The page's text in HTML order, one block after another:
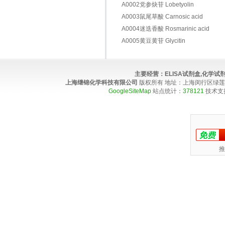
A0002党参炔苷 Lobetyolin
A0003鼠尾草酸 Carnosic acid
A0004迷迭香酸 Rosmarinic acid
A0005黄豆黄苷 Glycitin
主要经营： ELISA试剂盒,化学试
上海继锦化学科技有限公司 版权所有 地址：上海闵行区绿
GoogleSiteMap 站点统计： 378121 技术支